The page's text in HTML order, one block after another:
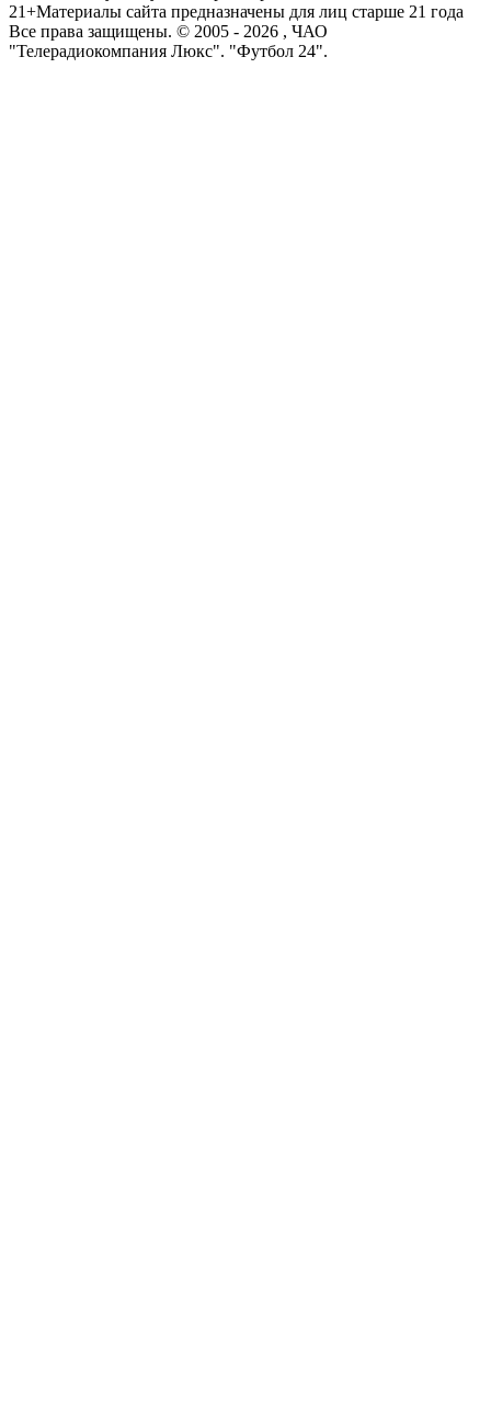
21+Материалы сайта предназначены для лиц старше 21 года
Все права защищены. © 2005 - 2026 , ЧАО
"Телерадиокомпания Люкс". "Футбол 24".